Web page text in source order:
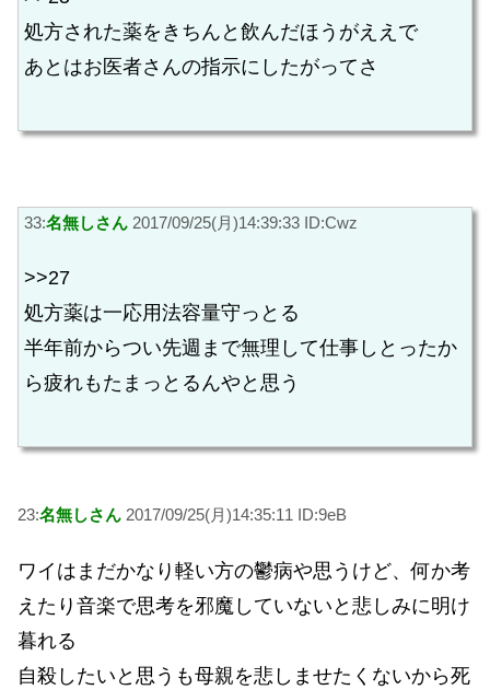
処方された薬をきちんと飲んだほうがええで
あとはお医者さんの指示にしたがってさ
33:名無しさん 2017/09/25(月)14:39:33 ID:Cwz
>>27
処方薬は一応用法容量守っとる
半年前からつい先週まで無理して仕事しとったか
ら疲れもたまっとるんやと思う
23:名無しさん 2017/09/25(月)14:35:11 ID:9eB
ワイはまだかなり軽い方の鬱病や思うけど、何か考
えたり音楽で思考を邪魔していないと悲しみに明け
暮れる
自殺したいと思うも母親を悲しませたくないから死